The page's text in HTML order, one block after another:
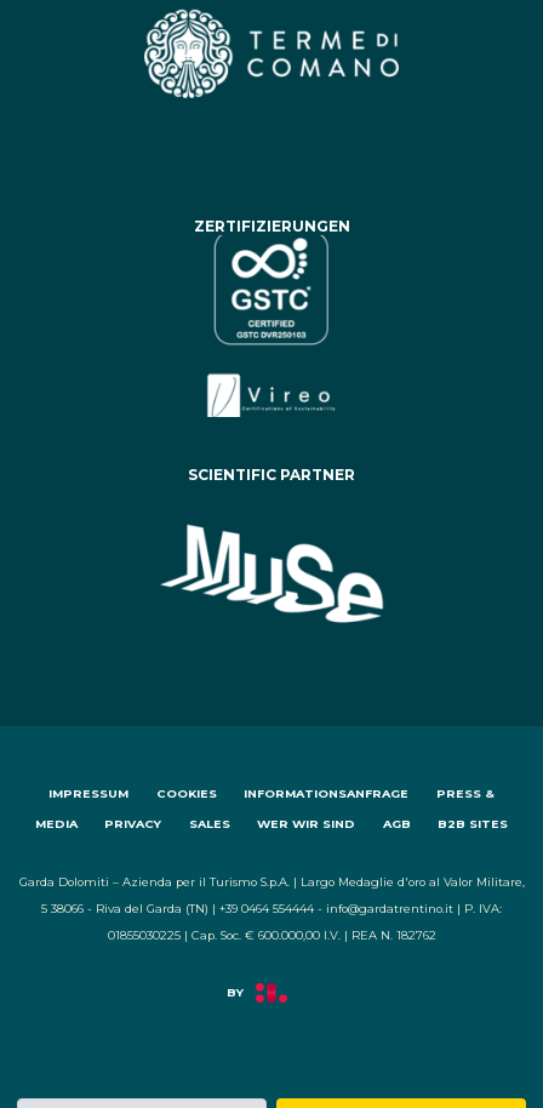
ZERTIFIZIERUNGEN
SCIENTIFIC PARTNER
IMPRESSUM COOKIES INFORMATIONSANFRAGE PRESS &
MEDIA PRIVACY SALES WER WIR SIND AGB B2B SITES
Garda Dolomiti – Azienda per il Turismo S.p.A. | Largo Medaglie d'oro al Valor Militare,
5 38066 - Riva del Garda (TN) | +39 0464 554444 - info@gardatrentino.it | P. IVA:
01855030225 | Cap. Soc. € 600.000,00 I.V. | REA N. 182762